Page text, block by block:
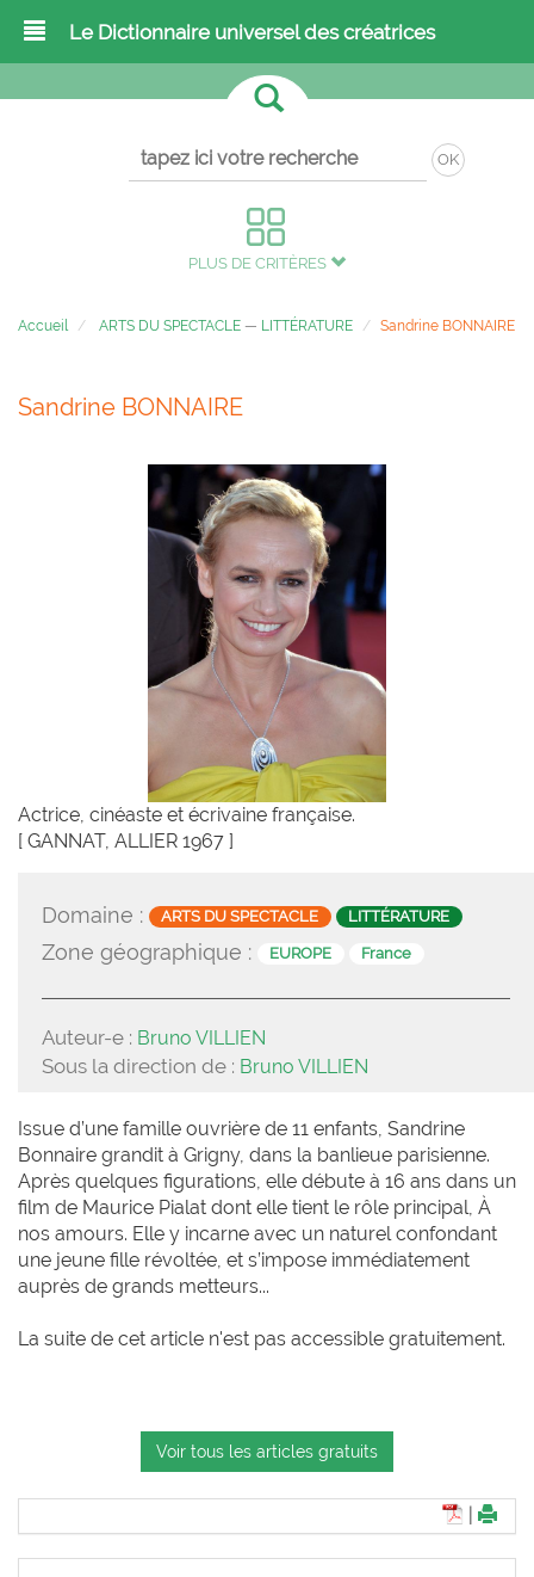
Le Dictionnaire universel des créatrices
OK
PLUS DE CRITÈRES
Accueil ARTS DU SPECTACLE — LITTÉRATURE Sandrine BONNAIRE
Sandrine BONNAIRE
Actrice, cinéaste et écrivaine française.
[ GANNAT, ALLIER 1967 ]
Domaine : ARTS DU SPECTACLE LITTÉRATURE
Zone géographique : EUROPE France
Auteur-e : Bruno VILLIEN
Sous la direction de : Bruno VILLIEN
Issue d’une famille ouvrière de 11 enfants, Sandrine
Bonnaire grandit à Grigny, dans la banlieue parisienne.
Après quelques figurations, elle débute à 16 ans dans un
film de Maurice Pialat dont elle tient le rôle principal, À
nos amours. Elle y incarne avec un naturel confondant
une jeune fille révoltée, et s’impose immédiatement
auprès de grands metteurs...
La suite de cet article n'est pas accessible gratuitement.
Voir tous les articles gratuits